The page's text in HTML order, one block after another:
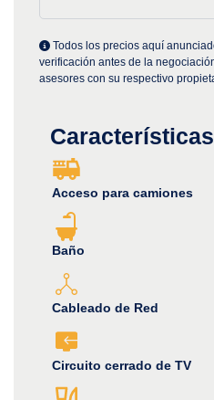
Todos los precios aquí
verificación antes de la
asesores con su respectivo
Características
Acceso para camiones
Baño
Cableado de Red
Circuito cerrado de TV